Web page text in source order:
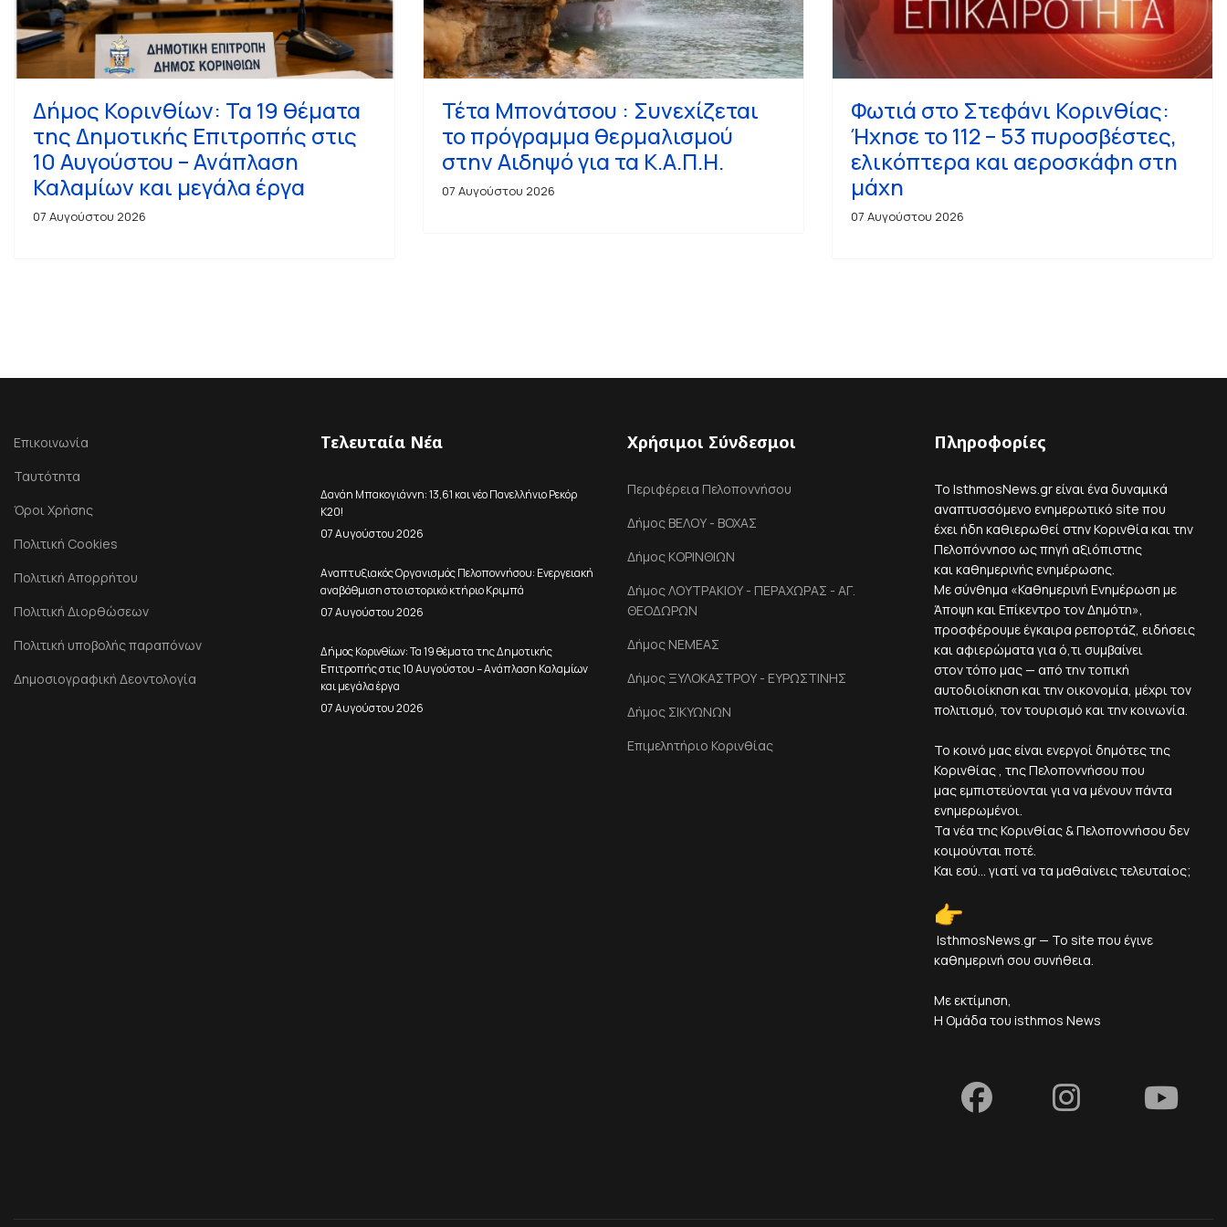
Δήμος Κορινθίων: Τα 19 θέματα
της Δημοτικής Επιτροπής στις
10 Αυγούστου – Ανάπλαση
Καλαμίων και μεγάλα έργα
07 Αυγούστου 2026
Τέτα Μπονάτσου : Συνεχίζεται
το πρόγραμμα θερμαλισμού
στην Αιδηψό για τα Κ.Α.Π.Η.
07 Αυγούστου 2026
Φωτιά στο Στεφάνι Κορινθίας:
Ήχησε το 112 – 53 πυροσβέστες,
ελικόπτερα και αεροσκάφη στη
μάχη
07 Αυγούστου 2026
Επικοινωνία
Ταυτότητα
Όροι Χρήσης
Πολιτική Cookies
Πολιτική Απορρήτου
Πολιτική Διορθώσεων
Πολιτική υποβολής παραπόνων
Δημοσιογραφική Δεοντολογία
Τελευταία Νέα
Δανάη Μπακογιάννη: 13,61 και νέο Πανελλήνιο Ρεκόρ
Κ20!
07 Αυγούστου 2026
Αναπτυξιακός Οργανισμός Πελοποννήσου: Ενεργειακή
αναβάθμιση στο ιστορικό κτήριο Κριμπά
07 Αυγούστου 2026
Δήμος Κορινθίων: Τα 19 θέματα της Δημοτικής
Επιτροπής στις 10 Αυγούστου – Ανάπλαση Καλαμίων
και μεγάλα έργα
07 Αυγούστου 2026
Χρήσιμοι Σύνδεσμοι
Περιφέρεια Πελοποννήσου
Δήμος ΒΕΛΟΥ - ΒΟΧΑΣ
Δήμος ΚΟΡΙΝΘΙΩΝ
Δήμος ΛΟΥΤΡΑΚΙΟΥ - ΠΕΡΑΧΩΡΑΣ - ΑΓ.
ΘΕΟΔΩΡΩΝ
Δήμος ΝΕΜΕΑΣ
Δήμος ΞΥΛΟΚΑΣΤΡΟΥ - ΕΥΡΩΣΤΙΝΗΣ
Δήμος ΣΙΚΥΩΝΩΝ
Επιμελητήριο Κορινθίας
Πληροφορίες
Το IsthmosNews.gr είναι ένα δυναμικά
αναπτυσσόμενο ενημερωτικό site που
έχει ήδη καθιερωθεί στην Κορινθία και την
Πελοπόννησο ως πηγή αξιόπιστης
και καθημερινής ενημέρωσης.
Με σύνθημα «Καθημερινή Ενημέρωση με
Άποψη και Επίκεντρο τον Δημότη»,
προσφέρουμε έγκαιρα ρεπορτάζ, ειδήσεις
και αφιερώματα για ό,τι συμβαίνει
στον τόπο μας — από την τοπική
αυτοδιοίκηση και την οικονομία, μέχρι τον
πολιτισμό, τον τουρισμό και την κοινωνία.
Το κοινό μας είναι ενεργοί δημότες της
Κορινθίας , της Πελοποννήσου που
μας εμπιστεύονται για να μένουν πάντα
ενημερωμένοι.
Τα νέα της Κορινθίας & Πελοποννήσου δεν
κοιμούνται ποτέ.
Και εσύ... γιατί να τα μαθαίνεις τελευταίος;
IsthmosNews.gr — Το site που έγινε
καθημερινή σου συνήθεια.
Με εκτίμηση,
Η Ομάδα του isthmos News